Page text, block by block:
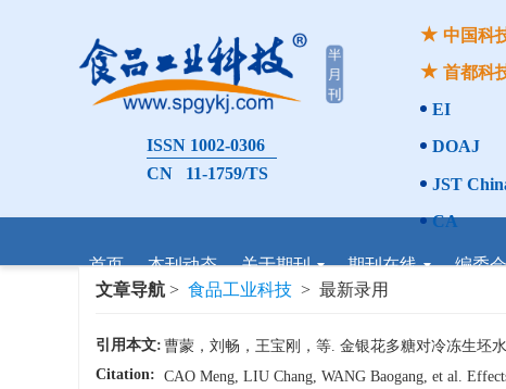
ISSN 1002-0306
CN 11-1759/TS
中国科
首都科
EI
DOAJ
JST
CA
首页 本刊动态 关于期刊 期刊在线 编委
文章导航 > 食品工业科技 > 最新录用
引用本文: 曹蒙，刘畅，王宝刚，等. 金银花多糖对冷冻生坯
Citation: CAO Meng, LIU Chang, WANG Baogang, et al.